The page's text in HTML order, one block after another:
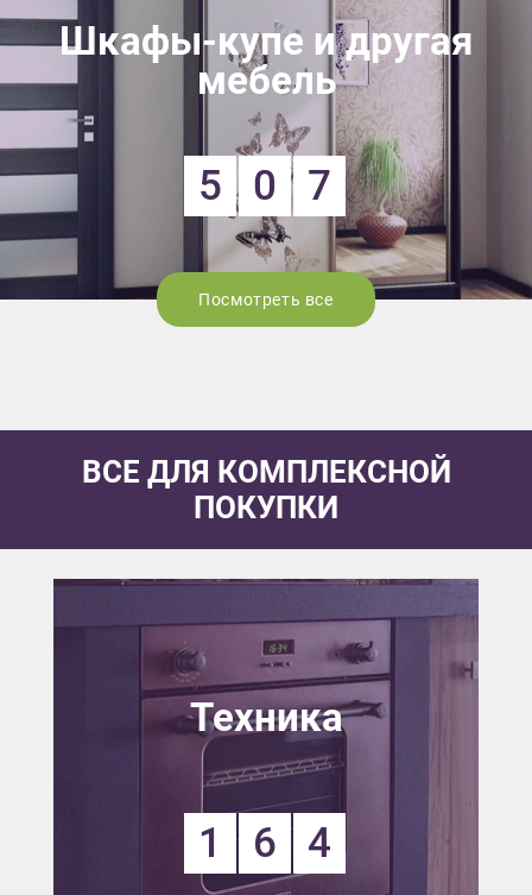
Шкафы-купе и другая
мебель
5 0 7
Посмотреть все
ВСЕ ДЛЯ КОМПЛЕКСНОЙ
ПОКУПКИ
Техника
1 6 4